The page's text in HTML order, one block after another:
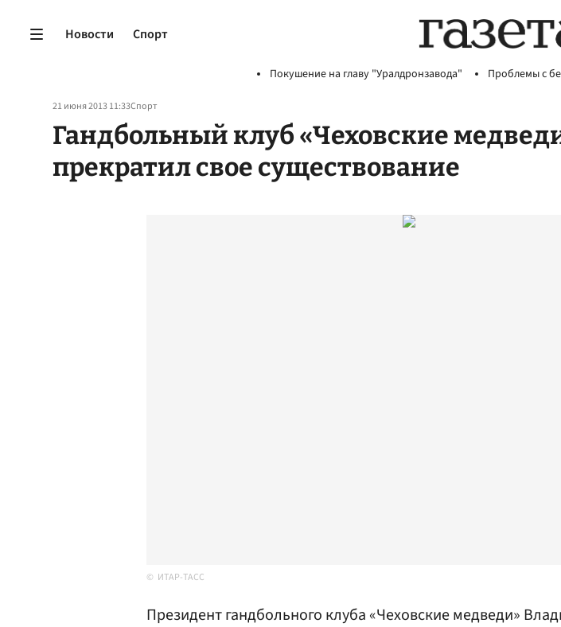
Новости Спорт
Покушение на главу "Уралдронзавода" Проблемы с
21 июня 2013 11:33Спорт
Гандбольный клуб «Чеховские
прекратил свое существование
ИТАР-ТАСС
Президент гандбольного клуба «Чеховские медведи»